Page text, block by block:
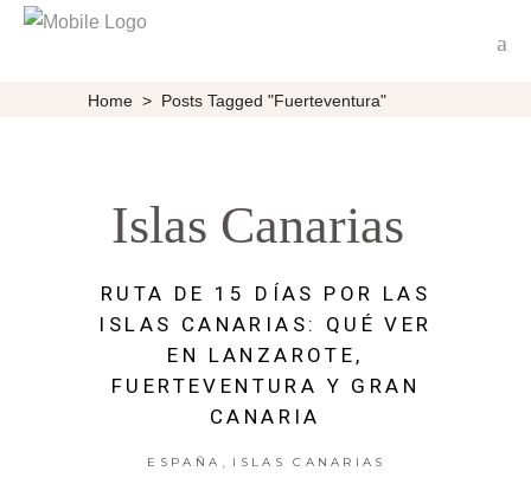
Home > Posts Tagged "Fuerteventura"
Islas Canarias
RUTA DE 15 DÍAS POR LAS
ISLAS CANARIAS: QUÉ VER
EN LANZAROTE,
FUERTEVENTURA Y GRAN
CANARIA
ESPAÑA , ISLAS CANARIAS